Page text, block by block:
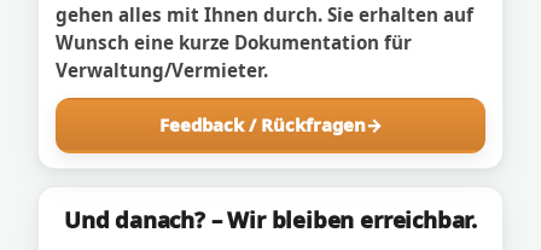
gehen alles mit Ihnen durch. Sie erhalten auf
Wunsch eine kurze Dokumentation für
Verwaltung/Vermieter.
Feedback / Rückfragen
Und danach? – Wir bleiben erreichbar.